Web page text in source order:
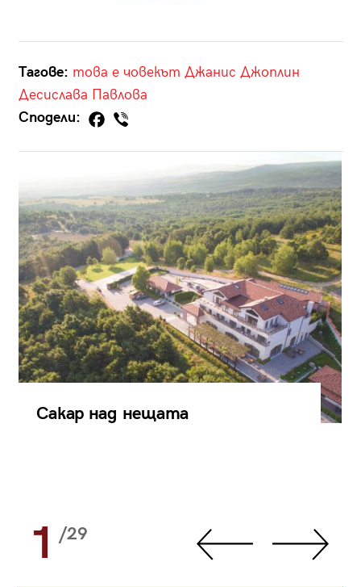
Тагове: това е човекът Джанис Джоплин
Десислава Павлова
Сподели:
Сакар над нещата
1 /29